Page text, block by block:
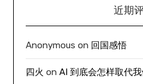
近期
Anonymous on 回国感悟
四火 onAI 到底会怎样取代